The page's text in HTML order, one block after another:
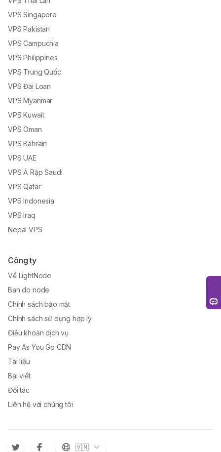
VPS Singapore
VPS Pakistan
VPS Campuchia
VPS Philippines
VPS Trung Quốc
VPS Đài Loan
VPS Myanmar
VPS Kuwait
VPS Oman
VPS Bahrain
VPS UAE
VPS Ả Rập Saudi
VPS Qatar
VPS Indonesia
VPS Iraq
Nepal VPS
Công ty
Về LightNode
Ban do node
Chính sách bảo mật
Chính sách sử dụng hợp lý
Điều khoản dịch vụ
Pay As You Go CDN
Tài liệu
Bài viết
Đối tác
Liên hệ với chúng tôi
🇻🇳